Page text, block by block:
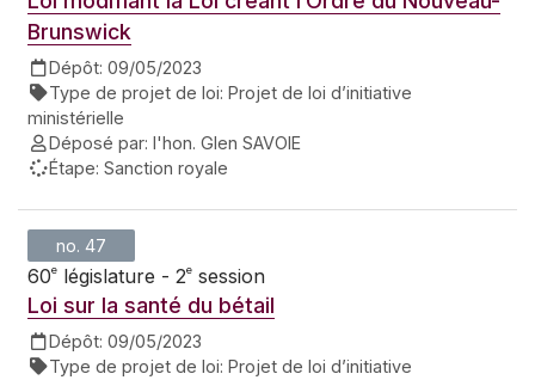
Brunswick
Dépôt: 09/05/2023
Type de projet de loi: Projet de loi d’initiative
ministérielle
Déposé par: l'hon. Glen SAVOIE
Étape: Sanction royale
no. 47
60e législature - 2e session
Loi sur la santé du bétail
Dépôt: 09/05/2023
Type de projet de loi: Projet de loi d’initiative